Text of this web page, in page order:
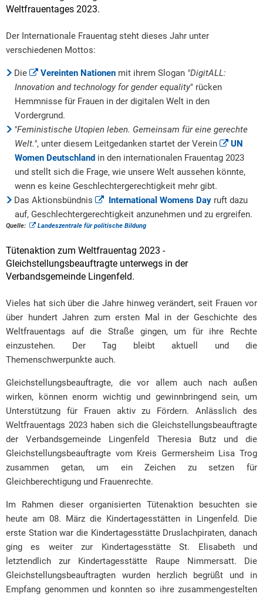
Weltfrauentages 2023.
Der Internationale Frauentag steht dieses Jahr unter
verschiedenen Mottos:
Die Vereinten Nationenmit ihrem Slogan "DigitALL:
Innovation and technology for gender equality" rücken
Hemmnisse für Frauen in der digitalen Welt in den
Vordergrund.
"Feministische Utopien leben. Gemeinsam für eine gerechte
Welt.", unter diesem Leitgedanken startet der Verein
UN
Women Deutschland in den internationalen Frauentag 2023
und stellt sich die Frage, wie unsere Welt aussehen könnte,
wenn es keine Geschlechtergerechtigkeit mehr gibt.
Das Aktionsbündnis
International Womens Day ruft dazu
auf, Geschlechtergerechtigkeit anzunehmen und zu ergreifen.
Quelle: Landeszentrale für politische Bildung
Tütenaktion zum Weltfrauentag 2023 -
Gleichstellungsbeauftragte unterwegs in der
Verbandsgemeinde Lingenfeld.
Vieles hat sich über die Jahre hinweg verändert, seit Frauen vor
über hundert Jahren zum ersten Mal in der Geschichte des
Weltfrauentags auf die Straße gingen, um für ihre Rechte
einzustehen. Der Tag bleibt aktuell und die
Themenschwerpunkte auch.
Gleichstellungsbeauftragte, die vor allem auch nach außen
wirken, können enorm wichtig und gewinnbringend sein, um
Unterstützung für Frauen aktiv zu Fördern. Anlässlich des
Weltfrauentags 2023 haben sich die Gleichstellungsbeauftragte
der Verbandsgemeinde Lingenfeld Theresia Butz und die
Gleichstellungsbeauftragte vom Kreis Germersheim Lisa Trog
zusammen getan, um ein Zeichen zu setzen für
Gleichberechtigung und Frauenrechte.
Im Rahmen dieser organisierten Tütenaktion besuchten sie
heute am 08. März die Kindertagesstätten in Lingenfeld. Die
erste Station war die Kindertagesstätte Druslachpiraten, danach
ging es weiter zur Kindertagesstätte St. Elisabeth und
letztendlich zur Kindertagesstätte Raupe Nimmersatt. Die
Gleichstellungsbeauftragten wurden herzlich begrüßt und in
Empfang genommen und konnten so ihre zusammengestelten